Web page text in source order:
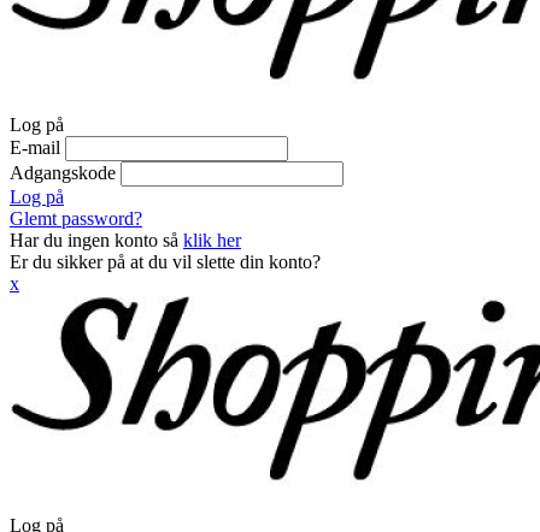
Log på
E-mail
Adgangskode
Log på
Glemt password?
Har du ingen konto så klik her
Er du sikker på at du vil slette din konto?
x
Log på